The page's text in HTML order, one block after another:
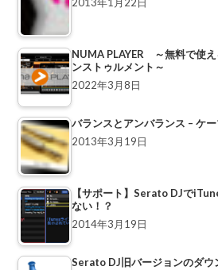
NUMA PLAYER ～無料で使
ンストゥルメント～
2022年3月8日
バランスとアンバランス – ケ
2013年3月19日
【サポート】Serato DJで
ない！？
2014年3月19日
Serato DJ旧バージョンのダウ